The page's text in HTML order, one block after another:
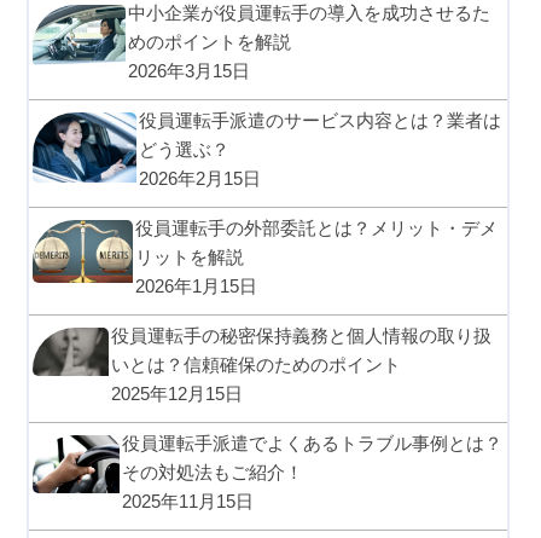
中小企業が役員運転手の導入を成功させるた
めのポイントを解説
2026年3月15日
役員運転手派遣のサービス内容とは？業者は
どう選ぶ？
2026年2月15日
役員運転手の外部委託とは？メリット・デメ
リットを解説
2026年1月15日
役員運転手の秘密保持義務と個人情報の取り扱
いとは？信頼確保のためのポイント
2025年12月15日
役員運転手派遣でよくあるトラブル事例とは？
その対処法もご紹介！
2025年11月15日